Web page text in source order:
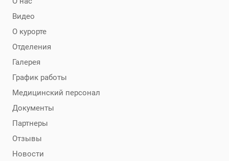
Видео
О курорте
Отделения
Галерея
График работы
Медицинский персонал
Документы
Партнеры
Отзывы
Новости